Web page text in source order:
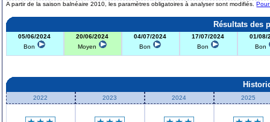
A partir de la saison balnéaire 2010, les paramètres obligatoires à analyser sont modifiés.
Résultats des
05/06/2024
Bon
20/06/2024
Moyen
04/07/2024
Bon
17/07/2024
Bon
01/08/
Bon
2022 2023 2024 2025